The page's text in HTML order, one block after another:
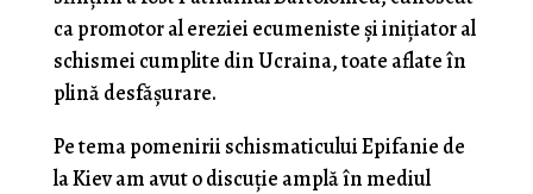
ca promotor al ereziei ecumeniste și inițiator al
schismei cumplite din Ucraina, toate aflate în
plină desfășurare.
Pe tema pomenirii schismaticului Epifanie de
la Kiev am avut o discuție amplă în mediul